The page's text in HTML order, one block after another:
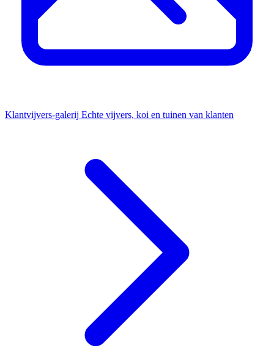
Klantvijvers-galerij Echte vijvers, koi en tuinen van klanten